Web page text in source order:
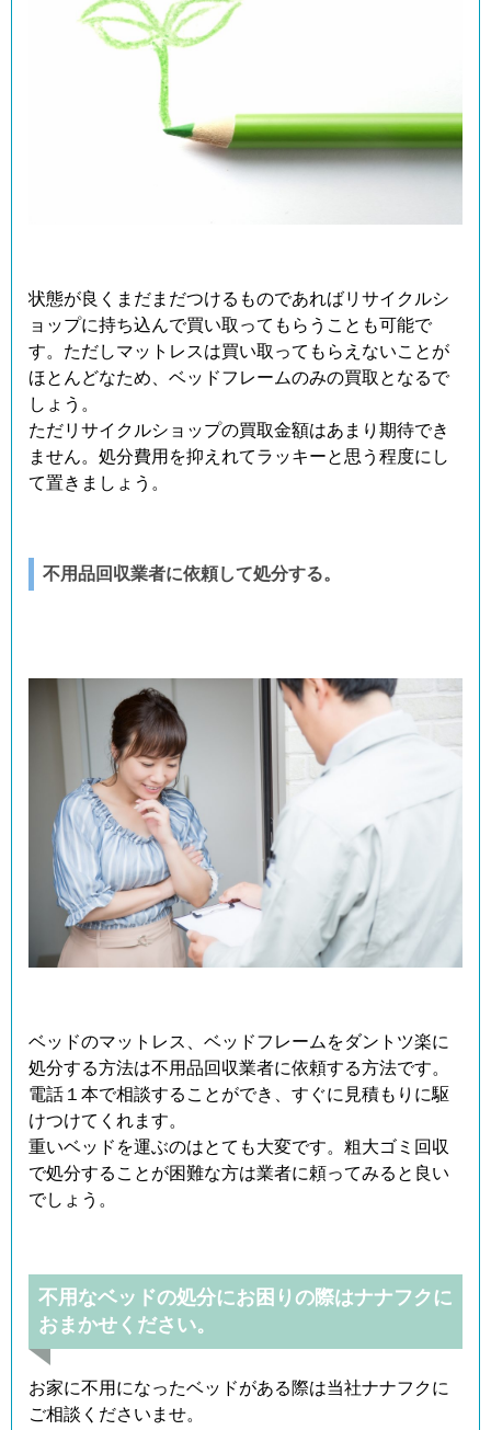
状態が良くまだまだつけるものであればリサイクルシ
ョップに持ち込んで買い取ってもらうことも可能で
す。ただしマットレスは買い取ってもらえないことが
ほとんどなため、ベッドフレームのみの買取となるで
しょう。
ただリサイクルショップの買取金額はあまり期待でき
ません。処分費用を抑えれてラッキーと思う程度にし
て置きましょう。
不用品回収業者に依頼して処分する。
ベッドのマットレス、ベッドフレームをダントツ楽に
処分する方法は不用品回収業者に依頼する方法です。
電話１本で相談することができ、すぐに見積もりに駆
けつけてくれます。
重いベッドを運ぶのはとても大変です。粗大ゴミ回収
で処分することが困難な方は業者に頼ってみると良い
でしょう。
不用なベッドの処分にお困りの際はナナフクに
おまかせください。
お家に不用になったベッドがある際は当社ナナフクに
ご相談くださいませ。